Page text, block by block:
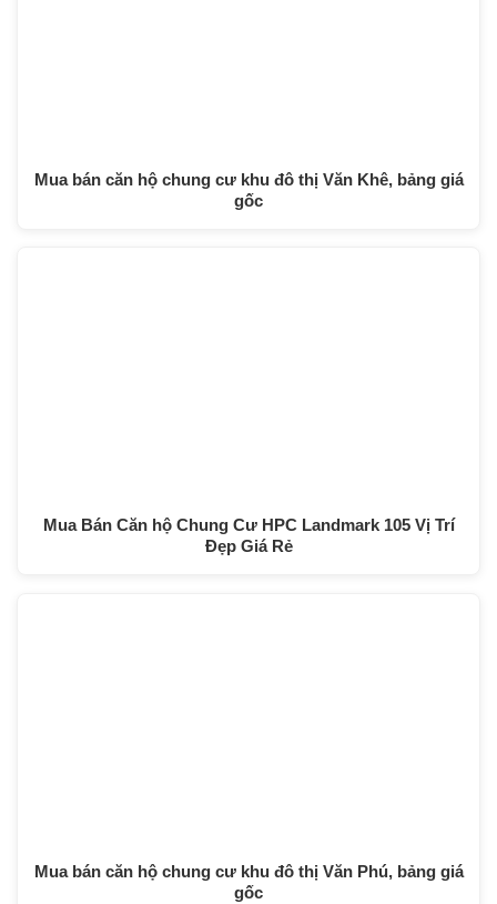
Mua bán căn hộ chung cư khu đô thị Văn Khê, bảng giá
gốc
Mua Bán Căn hộ Chung Cư HPC Landmark 105 Vị Trí
Đẹp Giá Rẻ
Mua bán căn hộ chung cư khu đô thị Văn Phú, bảng giá
gốc